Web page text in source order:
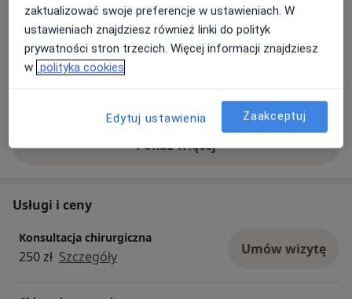
Zobacz galerię (2)
Płatność online akceptowana
Pokaż więcejo doświadczeniu
Usługi i ceny
Konsultacja chirurgiczna
250 zł Szczegóły Umów wizytę
zaktualizować swoje preferencje w ustawieniach. W
ustawieniach znajdziesz również linki do polityk
prywatności stron trzecich. Więcej informacji znajdziesz
w polityka cookies
Edytuj ustawienia Zaakceptuj